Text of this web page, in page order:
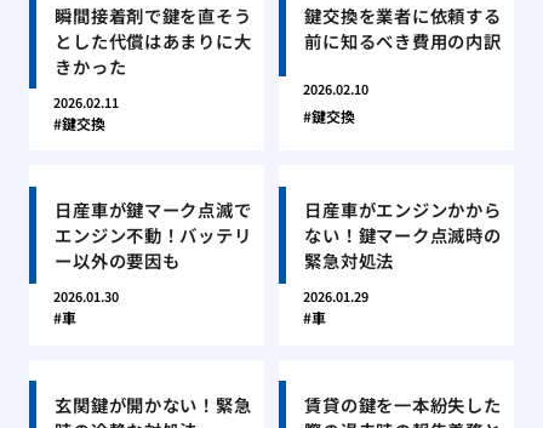
瞬間接着剤で鍵を直そう
とした代償はあまりに大
きかった
2026.02.11
鍵交換
鍵交換を業者に依頼する
前に知るべき費用の内訳
2026.02.10
鍵交換
日産車が鍵マーク点滅で
エンジン不動！バッテリ
ー以外の要因も
2026.01.30
車
日産車がエンジンかから
ない！鍵マーク点滅時の
緊急対処法
2026.01.29
車
玄関鍵が開かない！緊急
賃貸の鍵を一本紛失した